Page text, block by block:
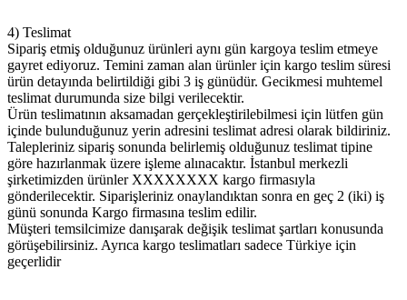
4) Teslimat
Sipariş etmiş olduğunuz ürünleri aynı gün kargoya teslim etmeye
gayret ediyoruz. Temini zaman alan ürünler için kargo teslim süresi
ürün detayında belirtildiği gibi 3 iş günüdür. Gecikmesi muhtemel
teslimat durumunda size bilgi verilecektir.
Ürün teslimatının aksamadan gerçekleştirilebilmesi için lütfen gün
içinde bulunduğunuz yerin adresini teslimat adresi olarak bildiriniz.
Talepleriniz sipariş sonunda belirlemiş olduğunuz teslimat tipine
göre hazırlanmak üzere işleme alınacaktır. İstanbul merkezli
şirketimizden ürünler XXXXXXXX kargo firmasıyla
gönderilecektir. Siparişleriniz onaylandıktan sonra en geç 2 (iki) iş
günü sonunda Kargo firmasına teslim edilir.
Müşteri temsilcimize danışarak değişik teslimat şartları konusunda
görüşebilirsiniz. Ayrıca kargo teslimatları sadece Türkiye için
geçerlidir